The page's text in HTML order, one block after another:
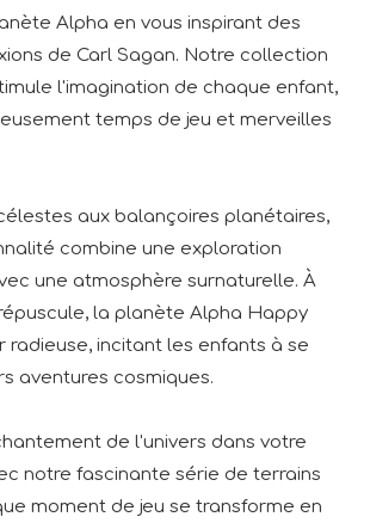
Alpha en vous inspirant des
de Carl Sagan. Notre collection
l'imagination de chaque enfant,
temps de jeu et merveilles
aux balançoires planétaires,
combine une exploration
une atmosphère surnaturelle. À
la planète Alpha Happy
radieuse, incitant les enfants à se
aventures cosmiques.
de l'univers dans votre
notre fascinante série de terrains
moment de jeu se transforme en